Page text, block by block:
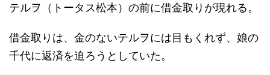
テルヲ（トータス松本）の前に借金取りが現れる。
借金取りは、金のないテルヲには目もくれず、娘の
千代に返済を迫ろうとしていた。